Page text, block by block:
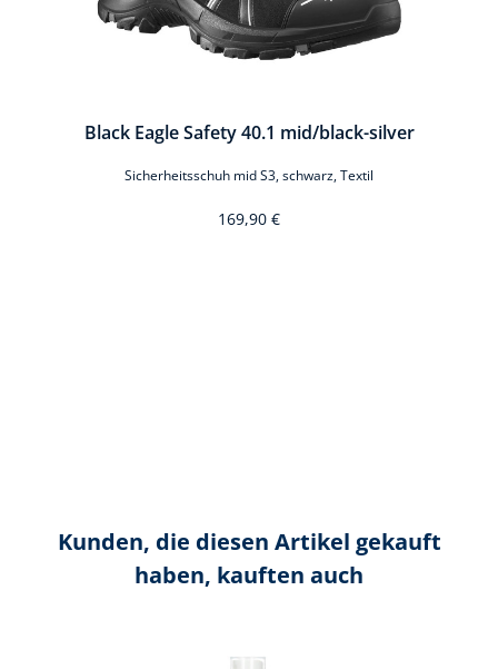
Black Eagle Safety 40.1 mid/black-silver
Sicherheitsschuh mid S3, schwarz, Textil
169,90 €
Kunden, die diesen Artikel gekauft
haben, kauften auch
Produktgalerie überspringen